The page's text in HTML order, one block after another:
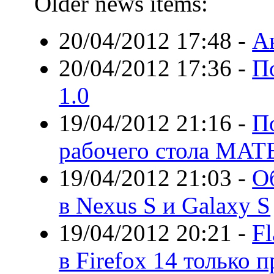
20/04/2012 17:48 -
20/04/2012 17:36 -
1.0
19/04/2012 21:16 -
рабочего стола
19/04/2012 21:03 -
в Nexus S и Galaxy S
19/04/2012 20:21 -
в Firefox 14 только